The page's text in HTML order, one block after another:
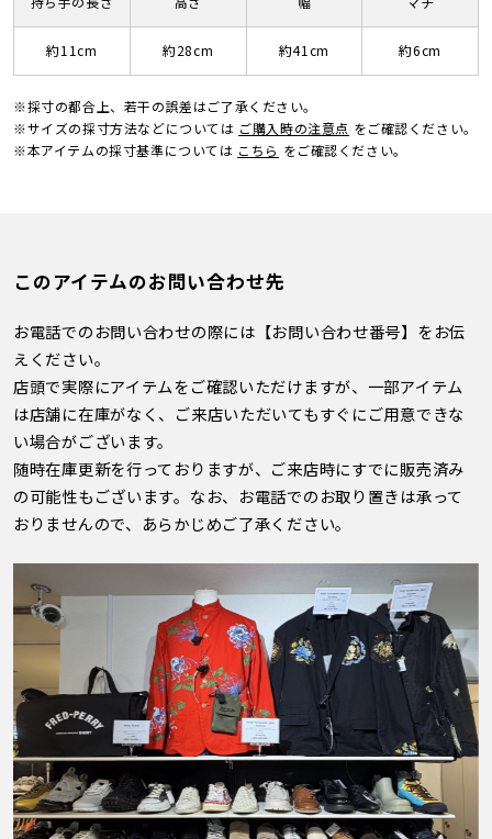
約11cm 約28cm 約41cm 約6cm
※採寸の都合上、若干の誤差はご了承ください。
※サイズの採寸方法などについては ご購入時の注意点 をご確認ください。
※本アイテムの採寸基準については こちら をご確認ください。
このアイテムのお問い合わせ先
お電話でのお問い合わせの際には【お問い合わせ番号】をお伝
えください。
店頭で実際にアイテムをご確認いただけますが、一部アイテム
は店舗に在庫がなく、ご来店いただいてもすぐにご用意できな
い場合がございます。
随時在庫更新を行っておりますが、ご来店時にすでに販売済み
の可能性もございます。なお、お電話でのお取り置きは承って
おりませんので、あらかじめご了承ください。